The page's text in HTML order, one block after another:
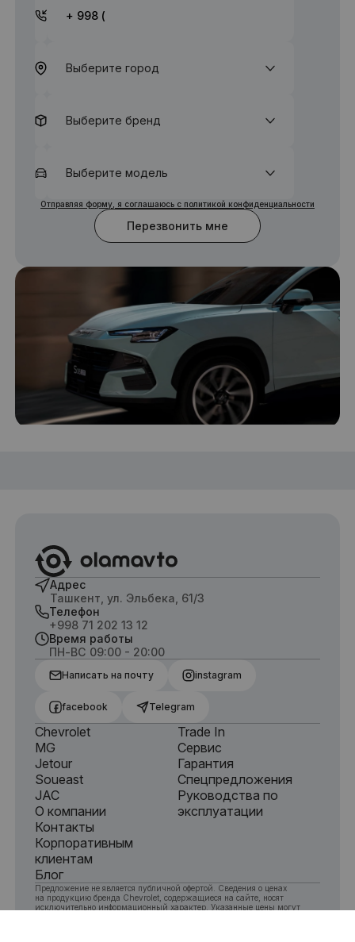
Выберите город
Выберите бренд
Выберите модель
Отправляя форму, я соглашаюсь с политикой конфиденциальности
Перезвонить мне
Адрес
Ташкент, ул. Эльбека, 61/3
Телефон
+998 71 202 13 12
Время работы
ПН-ВС 09:00 - 20:00
Chevrolet
MG
Jetour
Soueast
JAC
О компании
Контакты
Корпоративным
клиентам
Блог
Trade In
Сервис
Гарантия
Спецпредложения
Руководства по
эксплуатации
Написать на почту instagram
facebook Telegram
Предложение не является публичной офертой. Сведения о ценах
на продукцию бренда Chevrolet, содержащиеся на сайте, носят
исключительно информационный характер. Указанные цены могут